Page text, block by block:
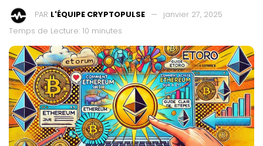
PAR L'ÉQUIPE CRYPTOPULSE
janvier 27, 2025
Temps de Lecture: 10 minutes